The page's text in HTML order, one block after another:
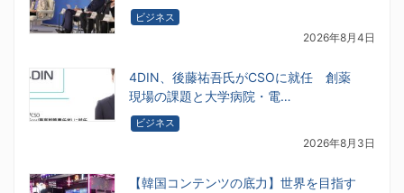
ビジネス
2026年8月4日
4DIN、後藤祐吾氏がCSOに就任 創薬
現場の課題と大学病院・電…
ビジネス
2026年8月3日
【韓国コンテンツの底力】世界を目指す